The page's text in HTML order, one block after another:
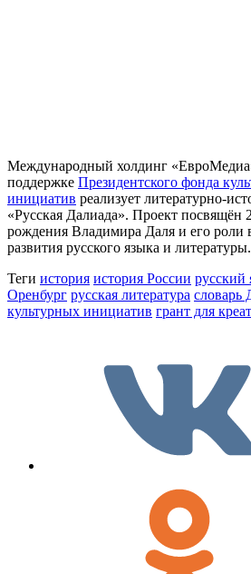
Международный холдинг
поддержке Президентского фонда
инициатив реализует литературно-
«Русская Далиада». Проект посвящён
рождения Владимира Даля и его роли
развития русского языка и литературы.
Теги история история России русский
Оренбург русская литература словарь
культурных инициатив грант для